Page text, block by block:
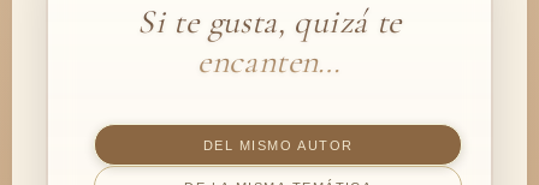
Si te gusta, quizá te
encanten…
DEL MISMO AUTOR